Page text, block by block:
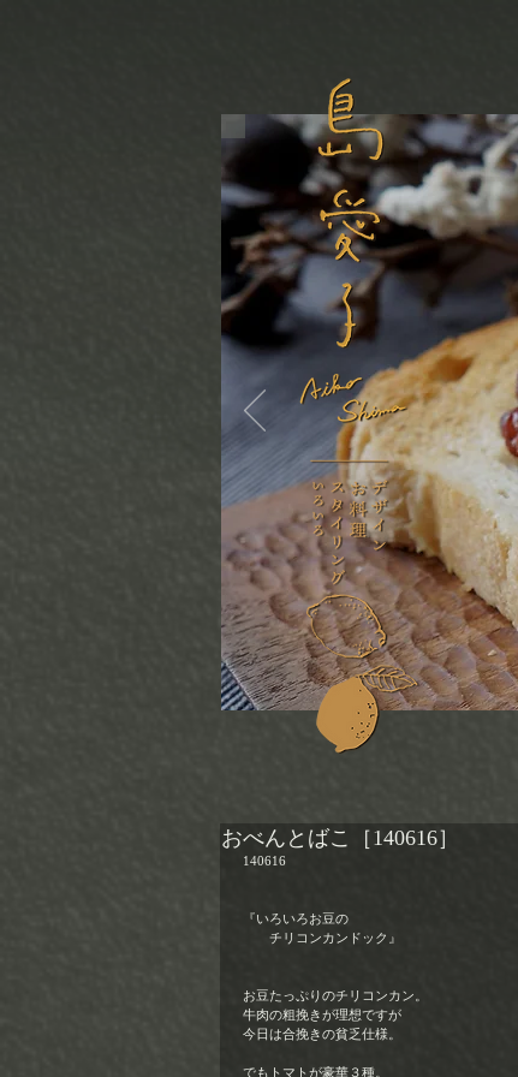
おべんとばこ［140616］
140616
『いろいろお豆の
チリコンカンドック』
お豆たっぷりのチリコンカン。
牛肉の粗挽きが理想ですが
今日は合挽きの貧乏仕様。
でもトマトが豪華３種。